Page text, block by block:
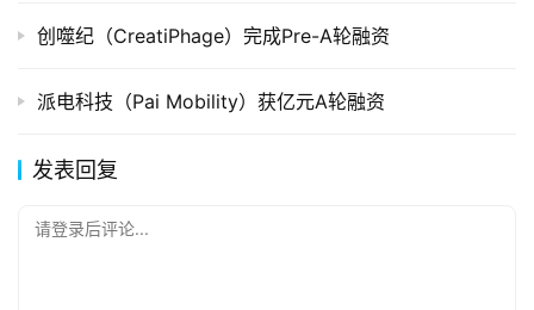
创噬纪（CreatiPhage）完成Pre-A轮融资
派电科技（Pai Mobility）获亿元A轮融资
发表回复
请登录后评论...